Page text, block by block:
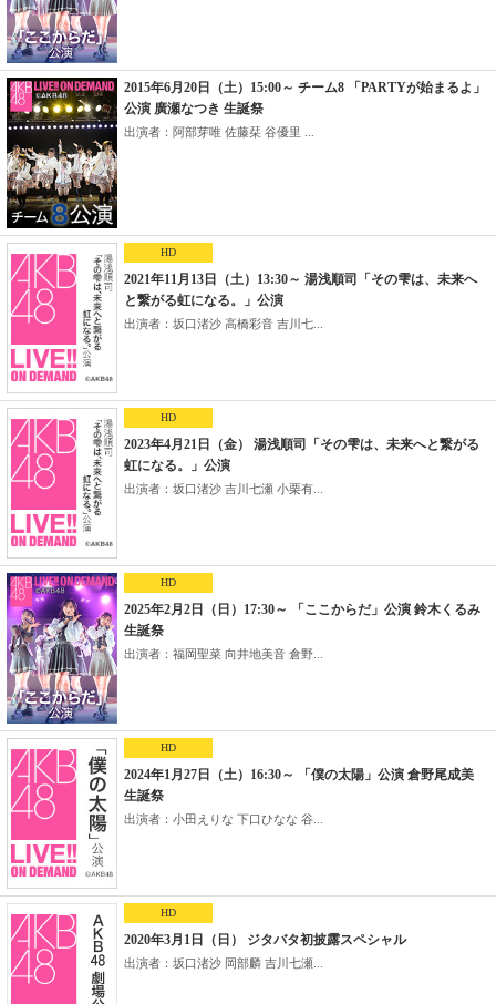
2015年6月20日（土）15:00～ チーム8 「PARTYが始まるよ」
公演 廣瀬なつき 生誕祭
出演者：阿部芽唯 佐藤栞 谷優里 ...
HD
2021年11月13日（土）13:30～ 湯浅順司「その雫は、未来へ
と繋がる虹になる。」公演
出演者：坂口渚沙 高橋彩音 吉川七...
HD
2023年4月21日（金） 湯浅順司「その雫は、未来へと繋がる
虹になる。」公演
出演者：坂口渚沙 吉川七瀬 小栗有...
HD
2025年2月2日（日）17:30～ 「ここからだ」公演 鈴木くるみ
生誕祭
出演者：福岡聖菜 向井地美音 倉野...
HD
2024年1月27日（土）16:30～ 「僕の太陽」公演 倉野尾成美
生誕祭
出演者：小田えりな 下口ひなな 谷...
HD
2020年3月1日（日） ジタバタ初披露スペシャル
出演者：坂口渚沙 岡部麟 吉川七瀬...